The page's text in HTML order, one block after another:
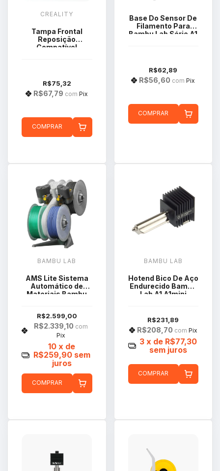
CREALITY
Tampa Frontal
Reposição
Compatível
R$75,32
R$67,79 com Pix
COMPRAR
Base Do Sensor De
Filamento Para
Bambu Lab Série A1
R$62,89
R$56,60 com Pix
COMPRAR
BAMBU LAB
AMS Lite Sistema
Automático de
Materiais Bambu
A1
R$2.599,00
R$2.339,10 com
Pix
10 x de
R$259,90 sem
juros
COMPRAR
BAMBU LAB
Hotend Bico De Aço
Endurecido Bambu
Lab A1 A1mini
R$231,89
R$208,70 com Pix
3 x de R$77,30
sem juros
COMPRAR